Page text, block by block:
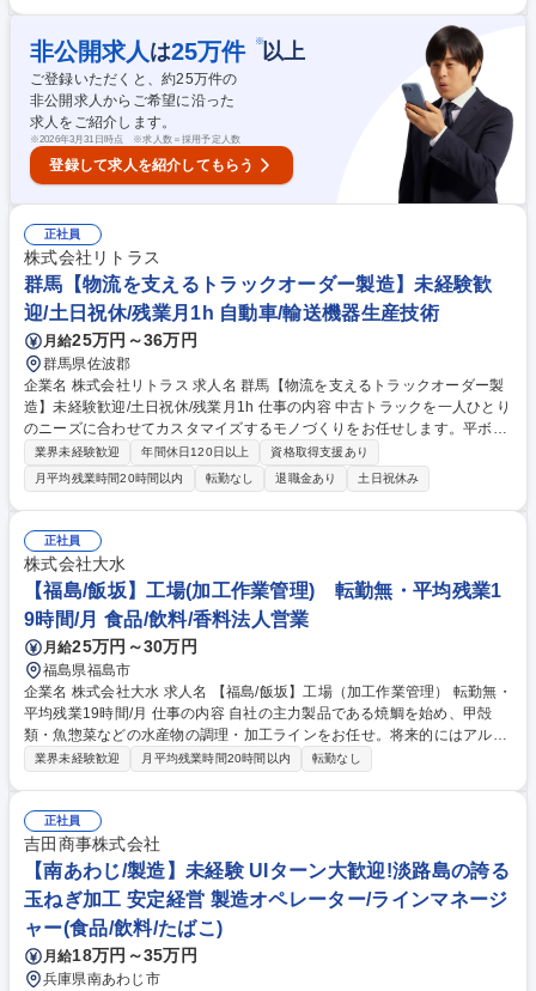
です。 【詳細】■生産計画の策定・調整■品質・衛生管理の実施■人員配
置、作業指示、安全管理■設備点検や不具合時の初期対応■生産量や不良率
などの数値管理■営業・物流との調整■工程改善、効率化の推進 募集職種
酒田市【生産管理/副工場長候補】定時17時上り推奨/日本一のなめこ事業/
転勤無
非公開求人 は25万件 ※以上
ご登録いただくと、約25万件の
非公開求人からご希望に沿った
求人をご紹介します。
※2026年3月31日時点 ※求人数＝採用予定人数
登録して求人を紹介してもらう
正社員
株式会社リトラス
群馬【物流を支えるトラックオーダー製造】未経験歓
迎/土日祝休/残業月1h 自動車/輸送機器生産技術
月給25万円～36万円
群馬県佐波郡
企業名 株式会社リトラス 求人名 群馬【物流を支えるトラックオーダー製
造】未経験歓迎/土日祝休/残業月1h 仕事の内容 中古トラックを一人ひとり
のニーズに合わせてカスタマイズするモノづくりをお任せします。平ボデ
ィーやセルフクレーン等の荷台製作における半自動溶接・TIG溶接や中古
車両の修繕・パーツ取付を担当します。 ■鉄板の切断（シャーリング）・
曲げ（プレス） ■半自動溶接・TIG溶接による鋼材の組み立て・荷台製作 ■
中古トラックの床板張替え・荷台亀裂の補修溶接作業 ■油圧ポンプや配管
の取り付け、グラインダーでの仕上げ作業 【魅力】計画生産体制のため突
発的な残業が発生せず、道具の使い方から丁寧に教えるマンツーマンのOJ
T研修があるため未経験から安心してスタートできます。 募集職種 群馬
【物流を支えるトラックオーダー製造】未経験歓迎/土日祝休/残業月1h
業界未経験歓迎 年間休日120日以上
資格取得支援あり
月平均残業時間20時間以内
転勤なし 退職金あり 土日祝休み
正社員
株式会社大水
【福島/飯坂】工場(加工作業管理) 転勤無・平均残業1
9時間/月 食品/飲料/香料法人営業
月給25万円～30万円
福島県福島市
企業名 株式会社大水 求人名 【福島/飯坂】工場（加工作業管理） 転勤無・
平均残業19時間/月 仕事の内容 自社の主力製品である焼鯛を始め、甲殻
類・魚惣菜などの水産物の調理・加工ラインをお任せ。将来的にはアルバ
イト・パートスタッフのシフト管理や業務指導などのマネジメントにも挑
を学び、着実に「手に職」を付けられます。作業に慣れてきたら、各工程
の製造ライン管理や、アルバイト・パートスタッフのシフト調整、業務指
導といった マネジメント業務もお任せしていきます。将来的には工場長候
補として、 現場を引っ張るリーダーへステップアップできる環境です。
募集職種 【福島/飯坂】工場（加工作業管理） 転勤無・平均残業19時間/月
業界未経験歓迎 月平均残業時間20時間以内 転勤なし
正社員
吉田商事株式会社
【南あわじ/製造】未経験 UIターン大歓迎!淡路島の誇る
玉ねぎ加工 安定経営 製造オペレーター/ラインマネージ
ャー(食品/飲料/たばこ)
月給18万円～35万円
兵庫県南あわじ市